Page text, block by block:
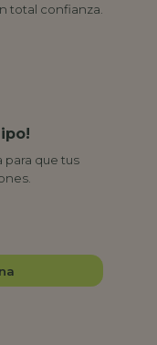
total confianza.
para que tus